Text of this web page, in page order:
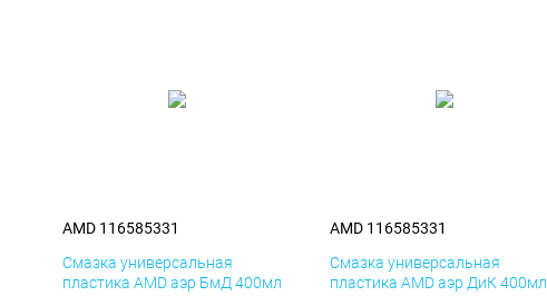
AMD 116585331
Смазка универсальная
пластика AMD аэр БмД 400мл
AMD 116585331
Смазка универсальная
пластика AMD аэр ДиК 400мл